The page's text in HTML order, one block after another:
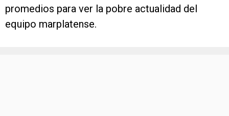
promedios para ver la pobre actualidad del
equipo marplatense.